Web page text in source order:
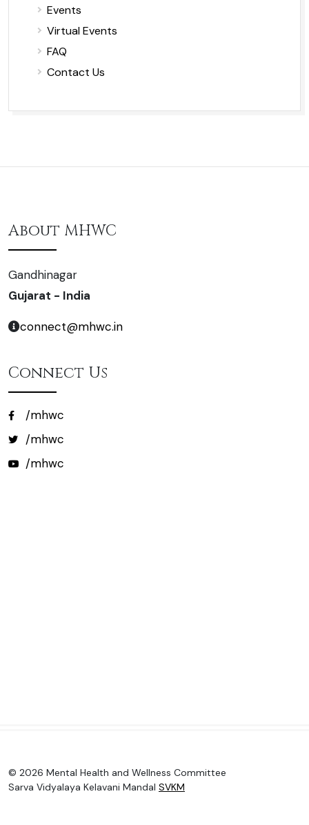
Events
Virtual Events
FAQ
Contact Us
About MHWC
Gandhinagar
Gujarat - India
connect@mhwc.in
Connect Us
/mhwc
/mhwc
/mhwc
© 2026 Mental Health and Wellness Committee
Sarva Vidyalaya Kelavani Mandal SVKM